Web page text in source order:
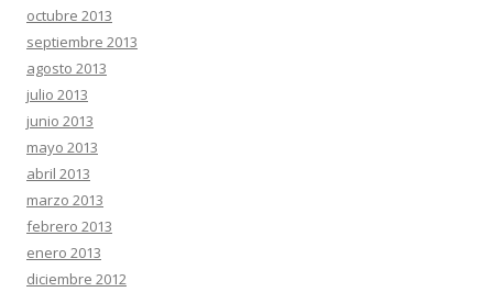
octubre 2013
septiembre 2013
agosto 2013
julio 2013
junio 2013
mayo 2013
abril 2013
marzo 2013
febrero 2013
enero 2013
diciembre 2012